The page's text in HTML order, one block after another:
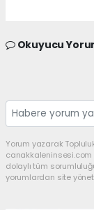
Okuyucu
Yorum yazarak
canakkaleninsesi.com
dolaylı tüm
yorumlardan site